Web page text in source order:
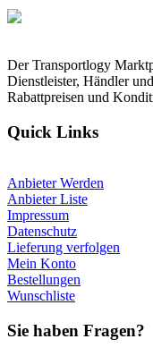
Der Transportlogy
Dienstleister, Händler
Rabattpreisen und
Quick Links
Anbieter Werden
Anbieter Liste
Impressum
Datenschutz
Lieferung verfolgen
Mein Konto
Bestellungen
Wunschliste
Sie haben Fragen?